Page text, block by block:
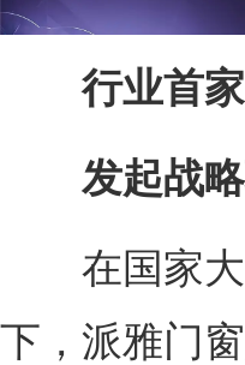
行业首
发起战
在国家大
下，派雅门